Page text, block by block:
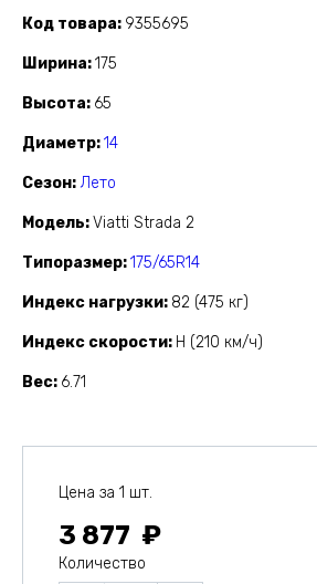
Код товара 9355695
Ширина 175
Высота 65
Диаметр 14
Сезон Лето
Модель Viatti Strada 2
Типоразмер 175/65R14
Индекс нагрузки 82 (475 кг)
Индекс скорости H (210 км/ч)
Вес 6.71
Цена за 1 шт.
3 877
Количество